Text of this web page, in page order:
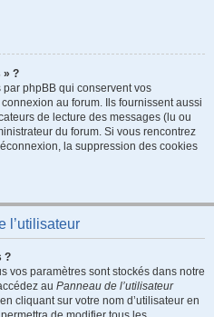
» ?
phpBB qui conservent vos
au forum. Ils fournissent aussi
de lecture des messages (lu ou
du forum. Si vous rencontrez
la suppression des cookies
l’utilisateur
?
vos paramètres sont stockés dans notre
au Panneau de l’utilisateur
cliquant sur votre nom d’utilisateur en